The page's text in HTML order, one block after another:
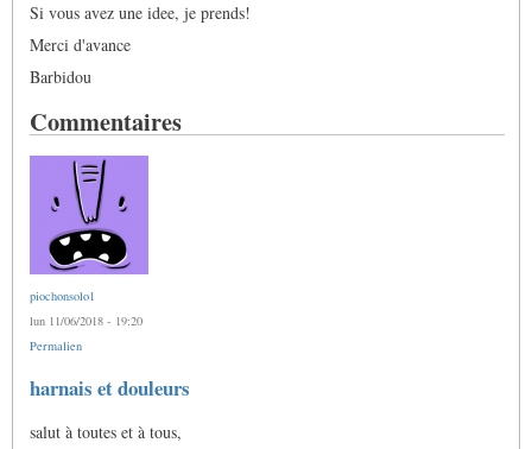
Si vous avez une idee, je prends!
Merci d'avance
Barbidou
Commentaires
piochonsolo1
lun 11/06/2018 - 19:20
Permalien
harnais et douleurs
salut à toutes et à tous,